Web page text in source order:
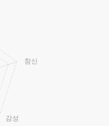
참신
감성